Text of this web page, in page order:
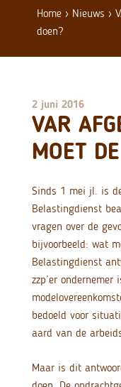
Home › Nieuws ›
doen?
2 juni 2016
VAR
MOET
Sinds 1 mei jl. is
Belastingdienst
vragen over de
bijvoorbeeld: wat
Belastingdienst
zzp’er
bedoeld voor
aard van de
Maar is dit